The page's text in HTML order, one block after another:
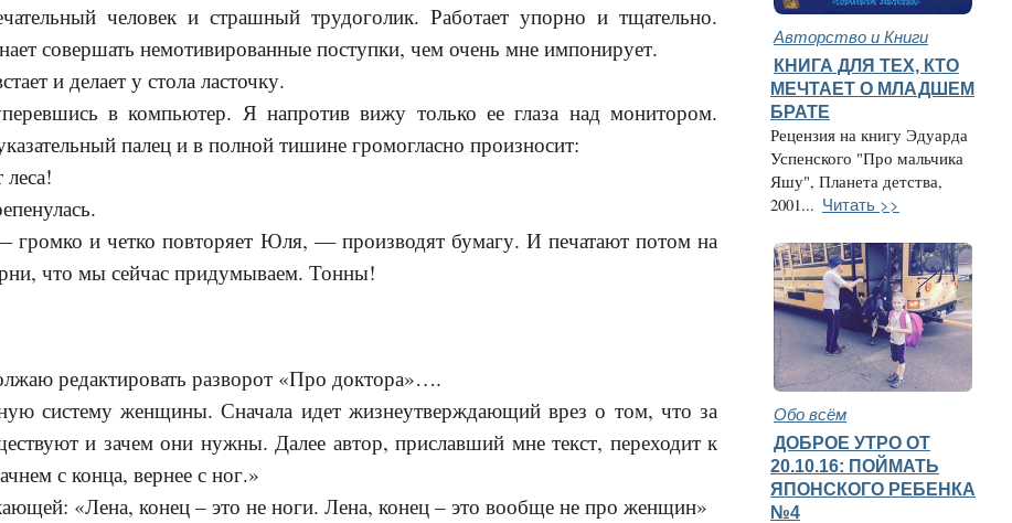
человек и страшный трудоголик. Работает упорно и тщательно.
совершать немотивированные поступки, чем очень мне импонирует.
и делает у стола ласточку.
в компьютер. Я напротив вижу только ее глаза над монитором.
палец и в полной тишине громогласно произносит:
громко и четко повторяет Юля, — производят бумагу. И печатают потом на
что мы сейчас придумываем. Тонны!
редактировать разворот «Про доктора»….
систему женщины. Сначала идет жизнеутверждающий врез о том, что за
и зачем они нужны. Далее автор, приславший мне текст, переходит к
с конца, вернее с ног.»
«Лена, конец – это не ноги. Лена, конец – это вообще не про женщин»
Авторство и Книги
КНИГА ДЛЯ ТЕХ, КТО
МЕЧТАЕТ О МЛАДШЕМ
БРАТЕ
Рецензия на книгу Эдуарда
Успенского "Про мальчика
Яшу", Планета детства,
2001... Читать >>
Обо всём
ДОБРОЕ УТРО ОТ
20.10.16: ПОЙМАТЬ
ЯПОНСКОГО РЕБЕНКА
№4